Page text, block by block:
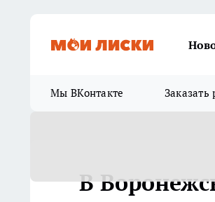
Мы ВКонтакте Заказать
В